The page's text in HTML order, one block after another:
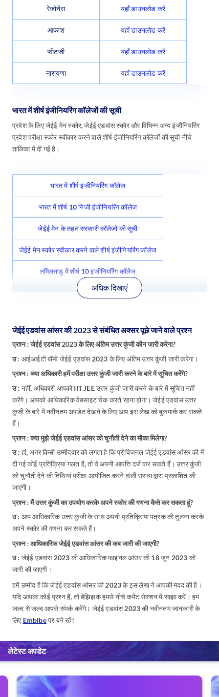
रेजोनेंस यहाँ डाउनलोड करें
आकाश यहाँ डाउनलोड करें
फीटजी यहाँ डाउनलोड करें
नारायणा यहाँ डाउनलोड करें
भारत में शीर्ष इंजीनियरिंग कॉलेजों की सूची
प्रवेश के लिए जेईई मेन स्कोर, जेईई एडवांस स्कोर और विभिन्न अन्य इंजीनियरिंग
प्रवेश परीक्षा स्कोर स्वीकार करने वाले शीर्ष इंजीनियरिंग कॉलेजों की सूची नीचे
तालिका में दी गई है।
भारत में शीर्ष इंजीनियरिंग कॉलेज
भारत में शीर्ष 10 निजी इंजीनियरिंग कॉलेज
जेईई मेन के तहत सरकारी कॉलेजों की सूची
जेईई मेन स्कोर स्वीकार करने वाले शीर्ष इंजीनियरिंग कॉलेज
तमिलनाडु में शीर्ष 10 इंजीनियरिंग कॉलेज
अधिक दिखाएं
जेईई एडवांस आंसर की 2023 से संबंधित अक्सर पूछे जाने वाले प्रश्न
प्रश्न : जेईई एडवांस 2023 के लिए अंतिम उत्तर कुंजी कौन जारी करेगा?
उ : आईआईटी बॉम्बे जेईई एडवांस 2023 के लिए अंतिम उत्तर कुंजी जारी करेगा।
प्रश्न : क्या अधिकारी हमें परीक्षा उत्तर कुंजी जारी करने के बारे में सूचित करेंगे?
उ : नहीं, अधिकारी आपको IIT JEE उत्तर कुंजी जारी करने के बारे में सूचित नहीं
करेंगे। आपको आधिकारिक वेबसाइट चेक करते रहना होगा। जेईई एडवांस उत्तर
कुंजी के बारे में नवीनतम अपडेट देखने के लिए आप इस लेख को बुकमार्क कर सकते
हैं।
प्रश्न : क्या मुझे जेईई एडवांस आंसर को चुनौती देने का मौका मिलेगा?
उ : हां, अगर किसी उम्मीदवार को लगता है कि प्रोविजनल जेईई एडवांस आंसर की में
दी गई कोई प्रतिक्रिया गलत है, तो वे अपनी आपत्ति दर्ज कर सकते हैं। उत्तर कुंजी
को चुनौती देने की तिथियां परीक्षा आयोजित करने वाली संस्था द्वारा प्रकाशित की
जाएंगी।
प्रश्न : मैं उत्तर कुंजी का उपयोग करके अपने स्कोर की गणना कैसे कर सकता हूं?
उ : आप आधिकारिक उत्तर कुंजी के साथ अपनी प्रतिक्रिया पत्रक की तुलना करके
अपने स्कोर की गणना कर सकते हैं।
प्रश्न : आधिकारिक जेईई एडवांस आंसर की कब जारी की जाएगी?
उ : जेईई एडवांस 2023 की आधिकारिक फाइनल आंसर की 18 जून 2023 को
जारी की जाएगी।
हमें उम्मीद है कि जेईई एडवांस आंसर की 2023 के इस लेख ने आपकी मदद की है।
यदि आपका कोई प्रश्न हैं, तो बेझिझक हमसे नीचे कमेंट सेक्शन में साझा करें। हम
जल्द से जल्द आपसे संपर्क करेंगे। जेईई एडवांस 2023 की नवीनतम जानकारी के
लिए Embibeपर बने रहें!
लेटेस्ट अपडेट